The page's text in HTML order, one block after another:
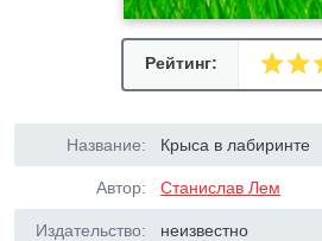
Рейтинг:
Название: Крыса в лабиринте
Автор: Станислав Лем
Издательство: неизвестно